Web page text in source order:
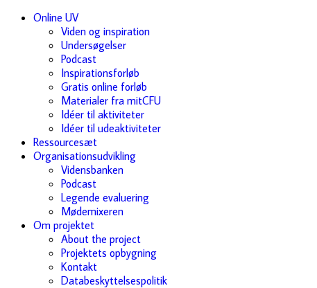
Online UV
Viden og inspiration
Undersøgelser
Podcast
Inspirationsforløb
Gratis online forløb
Materialer fra mitCFU
Idéer til aktiviteter
Idéer til udeaktiviteter
Ressourcesæt
Organisationsudvikling
Vidensbanken
Podcast
Legende evaluering
Mødemixeren
Om projektet
About the project
Projektets opbygning
Kontakt
Databeskyttelsespolitik